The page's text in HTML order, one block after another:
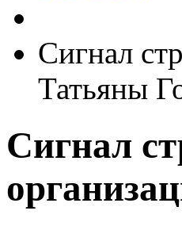
Сигнал
Татьяны
Сигнал